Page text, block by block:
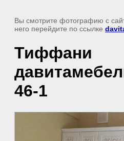
Вы смотрите фотографию с
него перейдите по ссылке
Тиффани
46-1